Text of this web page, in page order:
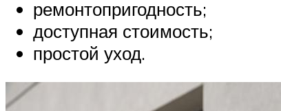
ремонтопригодность;
доступная стоимость;
простой уход.